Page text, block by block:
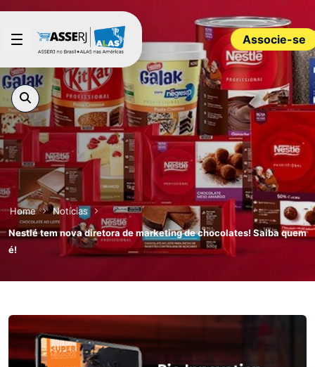
Pular para o Conteúdo principal
Associe-se
Home
Notícias
Nestlé tem nova diretora de marketing de chocolates! Saiba quem
é!